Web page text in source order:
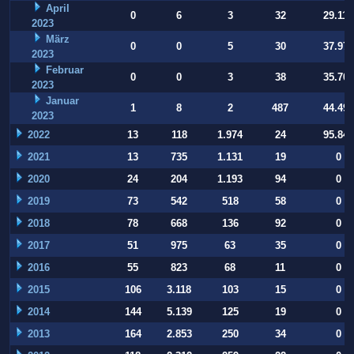
April
2023
0 6 3 32
29.112
März
2023
0 0 5 30
37.973
Februar
2023
0 0 3 38
35.709
Januar
2023
1 8 2 487 44.497
2022 13 118 1.974 24
95.847
2021
13 735 1.131 19
0
2020
24 204 1.193 94
0
2019
73 542 518 58
0
2018
78 668 136 92
0
2017
51 975 63 35
0
2016
55 823 68 11
0
2015
106 3.118 103 15
0
2014
144 5.139 125 19
0
2013
164 2.853 250 34
0